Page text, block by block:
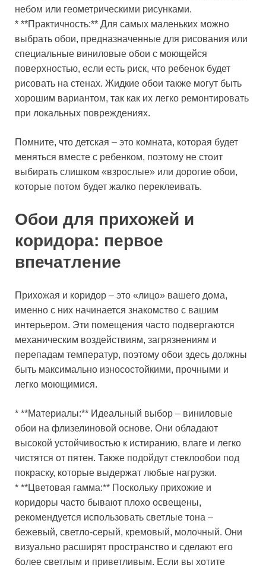
небом или геометрическими рисунками.
* **Практичность:** Для самых маленьких можно
выбрать обои, предназначенные для рисования или
специальные виниловые обои с моющейся
поверхностью, если есть риск, что ребенок будет
рисовать на стенах. Жидкие обои также могут быть
хорошим вариантом, так как их легко ремонтировать
при локальных повреждениях.
Помните, что детская – это комната, которая будет
меняться вместе с ребенком, поэтому не стоит
выбирать слишком «взрослые» или дорогие обои,
которые потом будет жалко переклеивать.
Обои для прихожей и
коридора: первое
впечатление
Прихожая и коридор – это «лицо» вашего дома,
именно с них начинается знакомство с вашим
интерьером. Эти помещения часто подвергаются
механическим воздействиям, загрязнениям и
перепадам температур, поэтому обои здесь должны
быть максимально износостойкими, прочными и
легко моющимися.
* **Материалы:** Идеальный выбор – виниловые
обои на флизелиновой основе. Они обладают
высокой устойчивостью к истиранию, влаге и легко
чистятся от пятен. Также подойдут стеклообои под
покраску, которые выдержат любые нагрузки.
* **Цветовая гамма:** Поскольку прихожие и
коридоры часто бывают плохо освещены,
рекомендуется использовать светлые тона –
бежевый, светло-серый, кремовый, молочный. Они
визуально расширят пространство и сделают его
более светлым и приветливым. Если вы хотите